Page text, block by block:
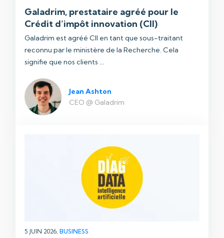
Galadrim, prestataire agréé pour le
Crédit d’impôt innovation (CII)
Galadrim est agréé CII en tant que sous-traitant
reconnu par le ministère de la Recherche. Cela
signifie que nos clients ...
Jean Ashton
CEO @ Galadrim
5 JUIN 2026, BUSINESS